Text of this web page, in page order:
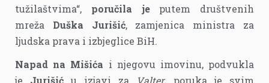
tužilaštvima“, poručila jeputem društvenih
mreža Duška Jurišić, zamjenica ministra za
ljudska prava i izbjeglice BiH.
Napad na Mišića i njegovu imovinu, podvukla